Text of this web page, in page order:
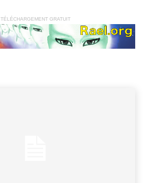
TÉLÉCHARGEMENT GRATUIT